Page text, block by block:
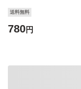
送料無料
780円